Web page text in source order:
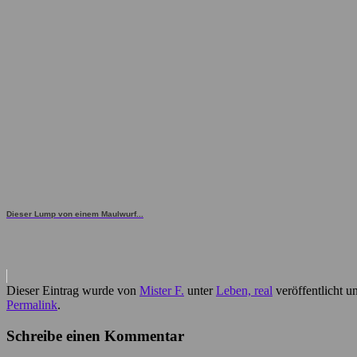
Dieser Lump von einem Maulwurf...
Dieser Eintrag wurde von Mister F. unterLeben, real veröffentlicht
Permalink.
Schreibe einen Kommentar